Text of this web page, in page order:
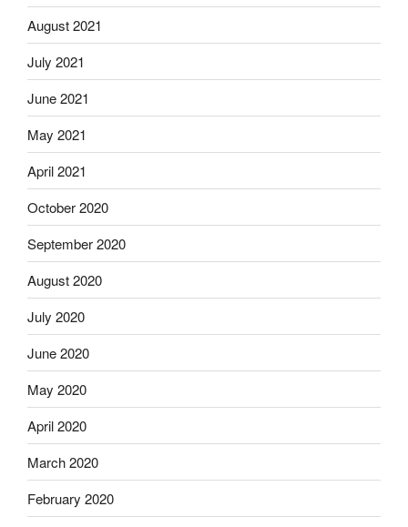
August 2021
July 2021
June 2021
May 2021
April 2021
October 2020
September 2020
August 2020
July 2020
June 2020
May 2020
April 2020
March 2020
February 2020